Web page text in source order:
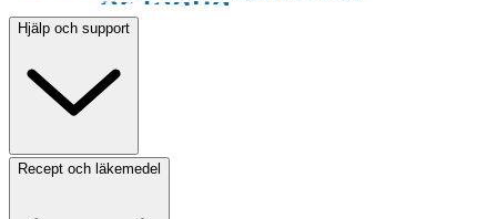
Hjälp och support
Recept och läkemedel